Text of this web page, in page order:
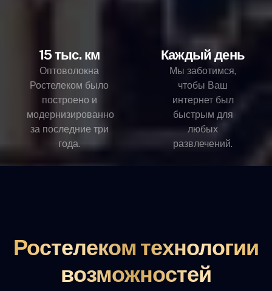
15 тыс. км
Оптоволокна
Ростелеком было
построено и
модернизированно
за последние три
года.
Каждый день
Мы заботимся,
чтобы Ваш
интернет был
быстрым для
любых
развлечений.
Ростелеком технологии
возможностей